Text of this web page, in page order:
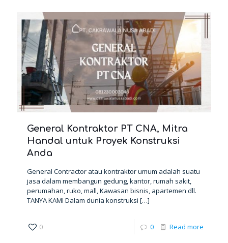
General Kontraktor PT CNA, Mitra
Handal untuk Proyek Konstruksi
Anda
General Contractor atau kontraktor umum adalah suatu
jasa dalam membangun gedung, kantor, rumah sakit,
perumahan, ruko, mall, Kawasan bisnis, apartemen dll.
TANYA KAMI Dalam dunia konstruksi […]
0 0 Read more